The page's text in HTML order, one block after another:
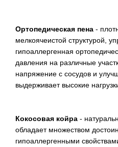
Ортопедическая пена -
мелкоячеистой структурой,
гипоаллергенная
давления на различные
напряжение с сосудов и
выдерживает высокие
Кокосовая койра -
обладает множеством
гипоаллергенными